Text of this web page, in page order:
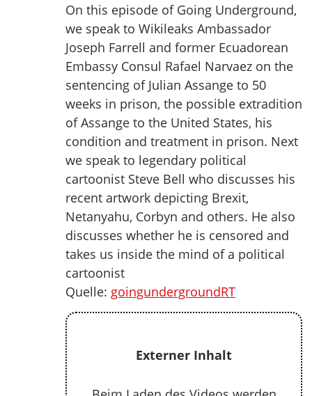
On this episode of Going Underground,
we speak to Wikileaks Ambassador
Joseph Farrell and former Ecuadorean
Embassy Consul Rafael Narvaez on the
sentencing of Julian Assange to 50
weeks in prison, the possible extradition
of Assange to the United States, his
condition and treatment in prison. Next
we speak to legendary political
cartoonist Steve Bell who discusses his
recent artwork depicting Brexit,
Netanyahu, Corbyn and others. He also
discusses whether he is censored and
takes us inside the mind of a political
cartoonist
Quelle: goingundergroundRT
Externer Inhalt